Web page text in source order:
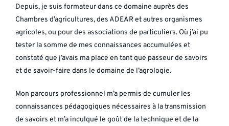
Depuis, je suis formateur dans ce domaine auprès des
Chambres d’agricultures, des ADEAR et autres organismes
agricoles, ou pour des associations de particuliers. Où j’ai pu
tester la somme de mes connaissances accumulées et
constaté que j’avais ma place en tant que passeur de savoirs
et de savoir-faire dans le domaine de l’agrologie.
Mon parcours professionnel m’a permis de cumuler les
connaissances pédagogiques nécessaires à la transmission
de savoirs et m’a inculqué le goût de la technique et de la